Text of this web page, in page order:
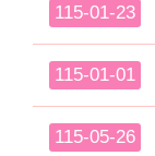
115-01-23
115-01-01
115-05-26